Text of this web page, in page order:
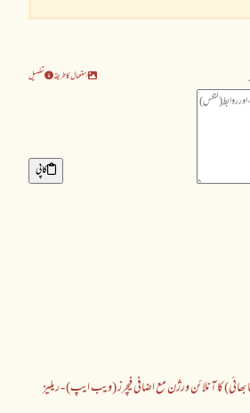
استعمال کا طریقہ تفصیل
کاپی
بھائی) کا آنلائن ورژن مع اضافی فیچرز (ویب ایپ) - ریلیز